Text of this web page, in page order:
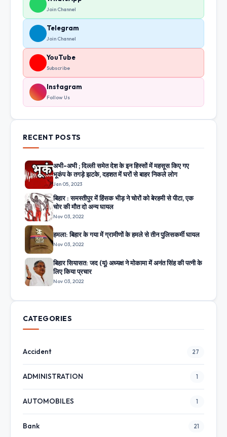
Join Channel
Telegram
Join Channel
YouTube
Subscribe
Instagram
Follow Us
RECENT POSTS
अभी-अभी ; दिल्ली समेत देश के इन हिस्सों में महसूस किए गए
भूकंप के तगड़े झटके, दहशत में घरों से बाहर निकले लोग
Jan 05, 2023
बिहार : समस्तीपुर में हिंसक भीड़ ने चोरों को बेरहमी से पीटा, एक
चोर की मौत दो अन्य घायल
Nov 03, 2022
हमला: बिहार के गया में ग्रामीणों के हमले से तीन पुलिसकर्मी घायल
Nov 03, 2022
बिहार सियासत: जद (यू) अध्यक्ष ने मोकामा में अनंत सिंह की पत्नी के
लिए किया प्रचार
Nov 03, 2022
CATEGORIES
Accident 27
ADMINISTRATION 1
AUTOMOBILES 1
Bank 21